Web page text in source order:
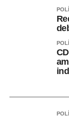
A manifestação
confirmar
Durante a
chegou a
“Martelo batido,
Na mesma